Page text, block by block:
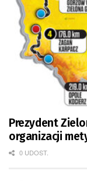
Prezydent
organizacji
0 UDOST.